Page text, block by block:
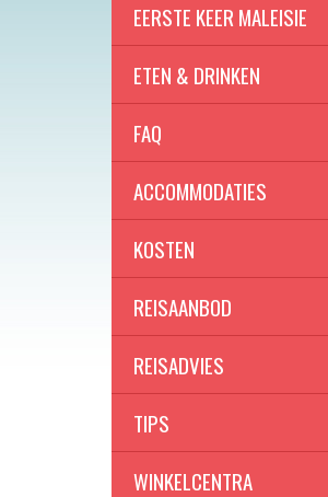
EERSTE KEER MALEISIE
ETEN & DRINKEN
FAQ
ACCOMMODATIES
KOSTEN
REISAANBOD
REISADVIES
TIPS
WINKELCENTRA